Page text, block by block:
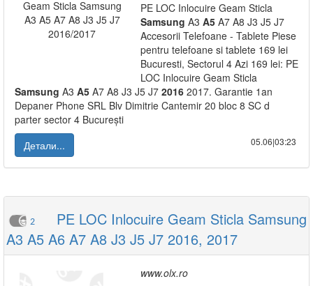
PE LOC Inlocuire Geam Sticla
Samsung A3 A5 A7 A8 J3 J5 J7
Accesorii Telefoane - Tablete Piese
pentru telefoane si tablete 169 lei
Bucuresti, Sectorul 4 Azi 169 lei: PE
LOC Inlocuire Geam Sticla
Samsung A3 A5 A7 A8 J3 J5 J7 2016 2017. Garantie 1an
Depaner Phone SRL Blv Dimitrie Cantemir 20 bloc 8 SC d
parter sector 4 București
Детали...
05.06|03:23
2
PE LOC Inlocuire Geam Sticla Samsung
A3 A5 A6 A7 A8 J3 J5 J7 2016, 2017
www.olx.ro